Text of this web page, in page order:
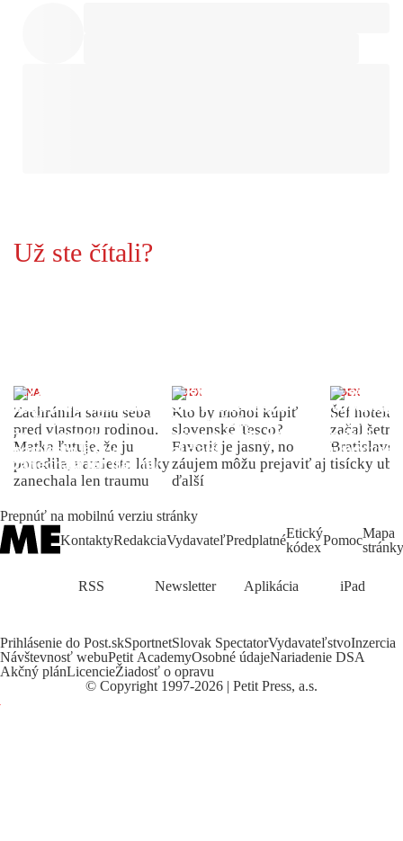
Už ste čítali?
ŽENA
Zachránila samu seba
pred vlastnou rodinou.
Matka ľutuje, že ju
porodila, namiesto lásky
zanechala len traumu
INDEX
Kto by mohol kúpiť
slovenské Tesco?
Favorit je jasný, no
záujem môžu prejaviť aj
ďalší
INDEX
Šéf
začal
Bratislave
tisícky
Prepnúť na mobilnú verziu stránky
KontaktyRedakciaVydavateľPredplatnéEtický
kódexPomocMapa
stránky
RSS Newsletter Aplikácia iPad
Prihlásenie do Post.skSportnetSlovak SpectatorVydavateľstvoInzercia
Návštevnosť webuPetit AcademyOsobné údajeNariadenie DSA
Akčný plánLicencieŽiadosť o opravu
© Copyright 1997-2026 | Petit Press, a.s.